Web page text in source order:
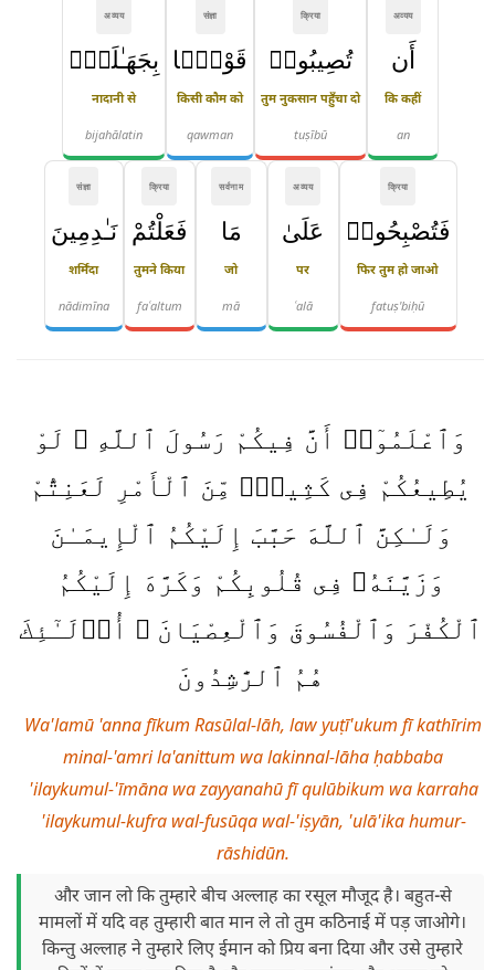
अव्यय
أَن
कि कहीं
an
क्रिया
تُصِيبُوا۟
तुम नुकसान पहुँचा दो
tuṣībū
संज्ञा
قَوْمًۢا
किसी कौम को
qawman
अव्यय
بِجَهَـٰلَةٍۢ
नादानी से
bijahālatin
क्रिया
فَتُصْبِحُوا۟
फिर तुम हो जाओ
fatuṣ'biḥū
अव्यय
عَلَىٰ
पर
ʿalā
सर्वनाम
مَا
जो
mā
क्रिया
فَعَلْتُمْ
तुमने किया
faʿaltum
संज्ञा
نَـٰدِمِينَ
शर्मिंदा
nādimīna
وَٱعْلَمُوٓا۟ أَنَّ فِيكُمْ رَسُولَ ٱللَّهِ ۚ لَوْ
يُطِيعُكُمْ فِى كَثِيرٍۢ مِّنَ ٱلْأَمْرِ لَعَنِتُّمْ
وَلَـٰكِنَّ ٱللَّهَ حَبَّبَ إِلَيْكُمُ ٱلْإِيمَـٰنَ
وَزَيَّنَهُۥ فِى قُلُوبِكُمْ وَكَرَّهَ إِلَيْكُمُ
ٱلْكُفْرَ وَٱلْفُسُوقَ وَٱلْعِصْيَانَ ۚ أُو۟لَـٰٓئِكَ
هُمُ ٱلرَّٰشِدُونَ
Wa'lamū 'anna fīkum Rasūlal-lāh, law yuṭī'ukum fī kathīrim
minal-'amri la'anittum wa lakinnal-lāha ḥabbaba
'ilaykumul-'īmāna wa zayyanahū fī qulūbikum wa karraha
'ilaykumul-kufra wal-fusūqa wal-'iṣyān, 'ulā'ika humur-
rāshidūn.
और जान लो कि तुम्हारे बीच अल्लाह का रसूल मौजूद है। बहुत-से
मामलों में यदि वह तुम्हारी बात मान ले तो तुम कठिनाई में पड़ जाओगे।
किन्तु अल्लाह ने तुम्हारे लिए ईमान को प्रिय बना दिया और उसे तुम्हारे